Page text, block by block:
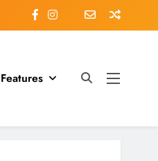
Features